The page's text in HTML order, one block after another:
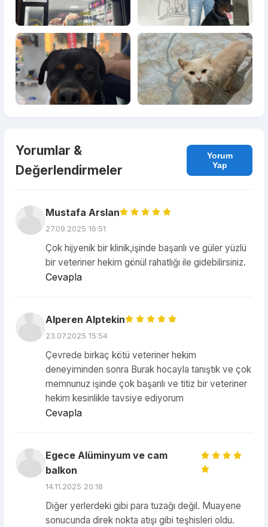
Yorumlar &
Değerlendirmeler
Yorum
Yap
Mustafa Arslan
27.09.2025 16:51
Çok hijyenik bir klinik,işinde başarılı ve güler yüzlü
bir veteriner hekim gönül rahatlığı ile gidebilirsiniz.
Cevapla
Alperen Alptekin
23.07.2025 15:54
Çevrede birkaç kötü veteriner hekim
deneyiminden sonra Burak hocayla tanıştık ve çok
memnunuz işinde çok başarılı ve titiz bir veteriner
hekim kesinlikle tavsiye ediyorum
Cevapla
Egece Alüminyum ve cam
balkon
14.11.2025 20:18
Diğer yerlerdeki gibi para tuzağı değil. Muayene
sonucunda direk nokta atışı gibi teşhisleri oldu.